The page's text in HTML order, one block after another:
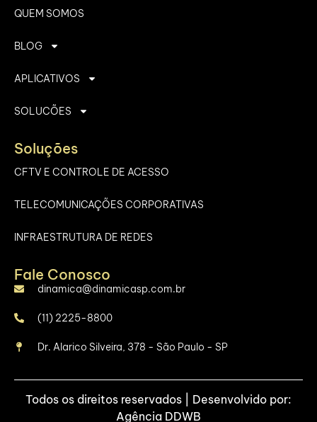
QUEM SOMOS
BLOG
APLICATIVOS
SOLUCÕES
Soluções
CFTV E CONTROLE DE ACESSO
TELECOMUNICAÇÕES CORPORATIVAS
INFRAESTRUTURA DE REDES
Fale Conosco
dinamica@dinamicasp.com.br
(11) 2225-8800
Dr. Alarico Silveira, 378 - São Paulo - SP
Todos os direitos reservados | Desenvolvido por:
Agência DDWB